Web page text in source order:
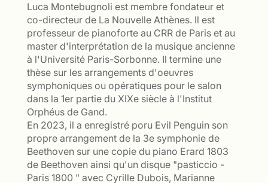
Luca Montebugnoli est membre fondateur et
co-directeur de La Nouvelle Athènes. Il est
professeur de pianoforte au CRR de Paris et au
master d'interprétation de la musique ancienne
à l'Université Paris-Sorbonne. Il termine une
thèse sur les arrangements d'oeuvres
symphoniques ou opératiques pour le salon
dans la 1er partie du XIXe siècle à l'Institut
Orphéus de Gand.
En 2023, il a enregistré poru Evil Penguin son
propre arrangement de la 3e symphonie de
Beethoven sur une copie du piano Erard 1803
de Beethoven ainsi qu'un disque "pasticcio -
Paris 1800 " avec Cyrille Dubois, Marianne